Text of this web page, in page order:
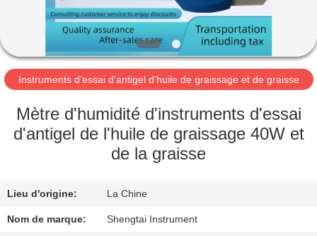
SUJET
DE
NOUS
VISITE
D'USINE
DE
QUALITÉ
Instruments d'essai d'antigel d'huile de graissage et de graisse
Mètre d'humidité d'instruments d'essai
d'antigel de l'huile de graissage 40W et
de la graisse
Lieu d'origine: La Chine
Nom de marque: Shengtai Instrument